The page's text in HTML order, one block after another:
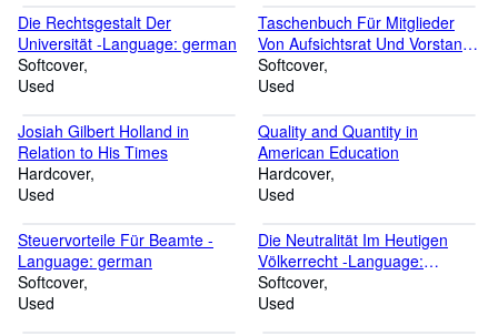
2. 1958 -Language: german
Die Rechtsgestalt Der
Universität -Language: german
Softcover
Used
Taschenbuch Für Mitglieder
Von Aufsichtsrat Und Vorstand
Der Ag -Language: german
Softcover
Used
Josiah Gilbert Holland in
Relation to His Times
Hardcover
Used
Quality and Quantity in
American Education
Hardcover
Used
Steuervorteile Für Beamte -
Language: german
Softcover
Used
Die Neutralität Im Heutigen
Völkerrecht -Language:
german
Softcover
Used